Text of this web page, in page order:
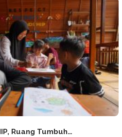
Ruang Tumbuh…